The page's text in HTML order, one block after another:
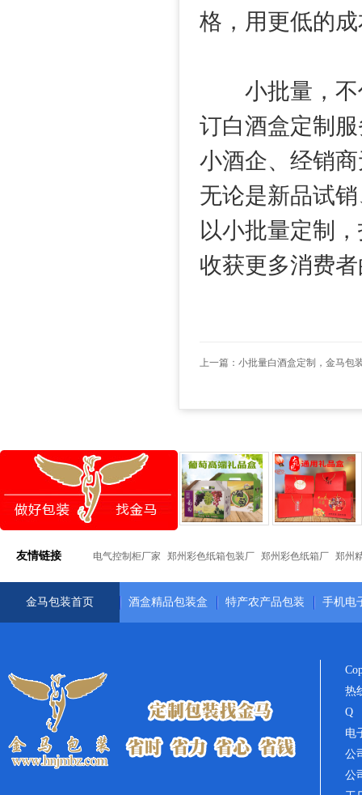
格，用更低的
小批量，不代
订白酒盒定制
小酒企、经销
无论是新品试
以小批量定制
收获更多消费
上一篇： 小批量白酒盒定制，金马包
友情链接 电气控制柜厂家 郑州彩色纸箱包装厂 郑州彩色纸箱厂 郑州
金马包装首页 酒盒精品包装盒 特产农产品包装 手机电
热
Q
电
公
公